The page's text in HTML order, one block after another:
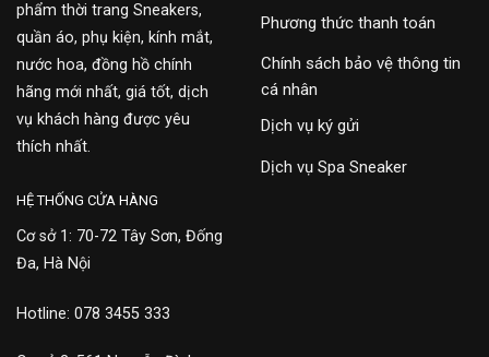
phẩm thời trang Sneakers,
quần áo, phụ kiện, kính mắt,
nước hoa, đồng hồ chính
hãng mới nhất, giá tốt, dịch
vụ khách hàng được yêu
thích nhất.
Phương thức thanh toán
Chính sách bảo vệ thông tin
cá nhân
Dịch vụ ký gửi
Dịch vụ Spa Sneaker
HỆ THỐNG CỬA HÀNG
Cơ sở 1: 70-72 Tây Sơn, Đống
Đa, Hà Nội
Hotline: 078 3455 333